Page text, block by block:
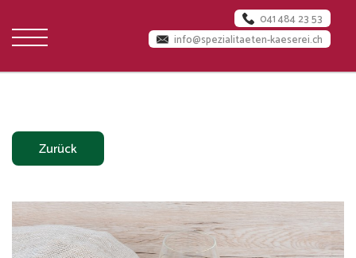
Über
uns
Käserei
Jobs
041 484 23 53
info@spezialitaeten-kaeserei.ch
Zurück